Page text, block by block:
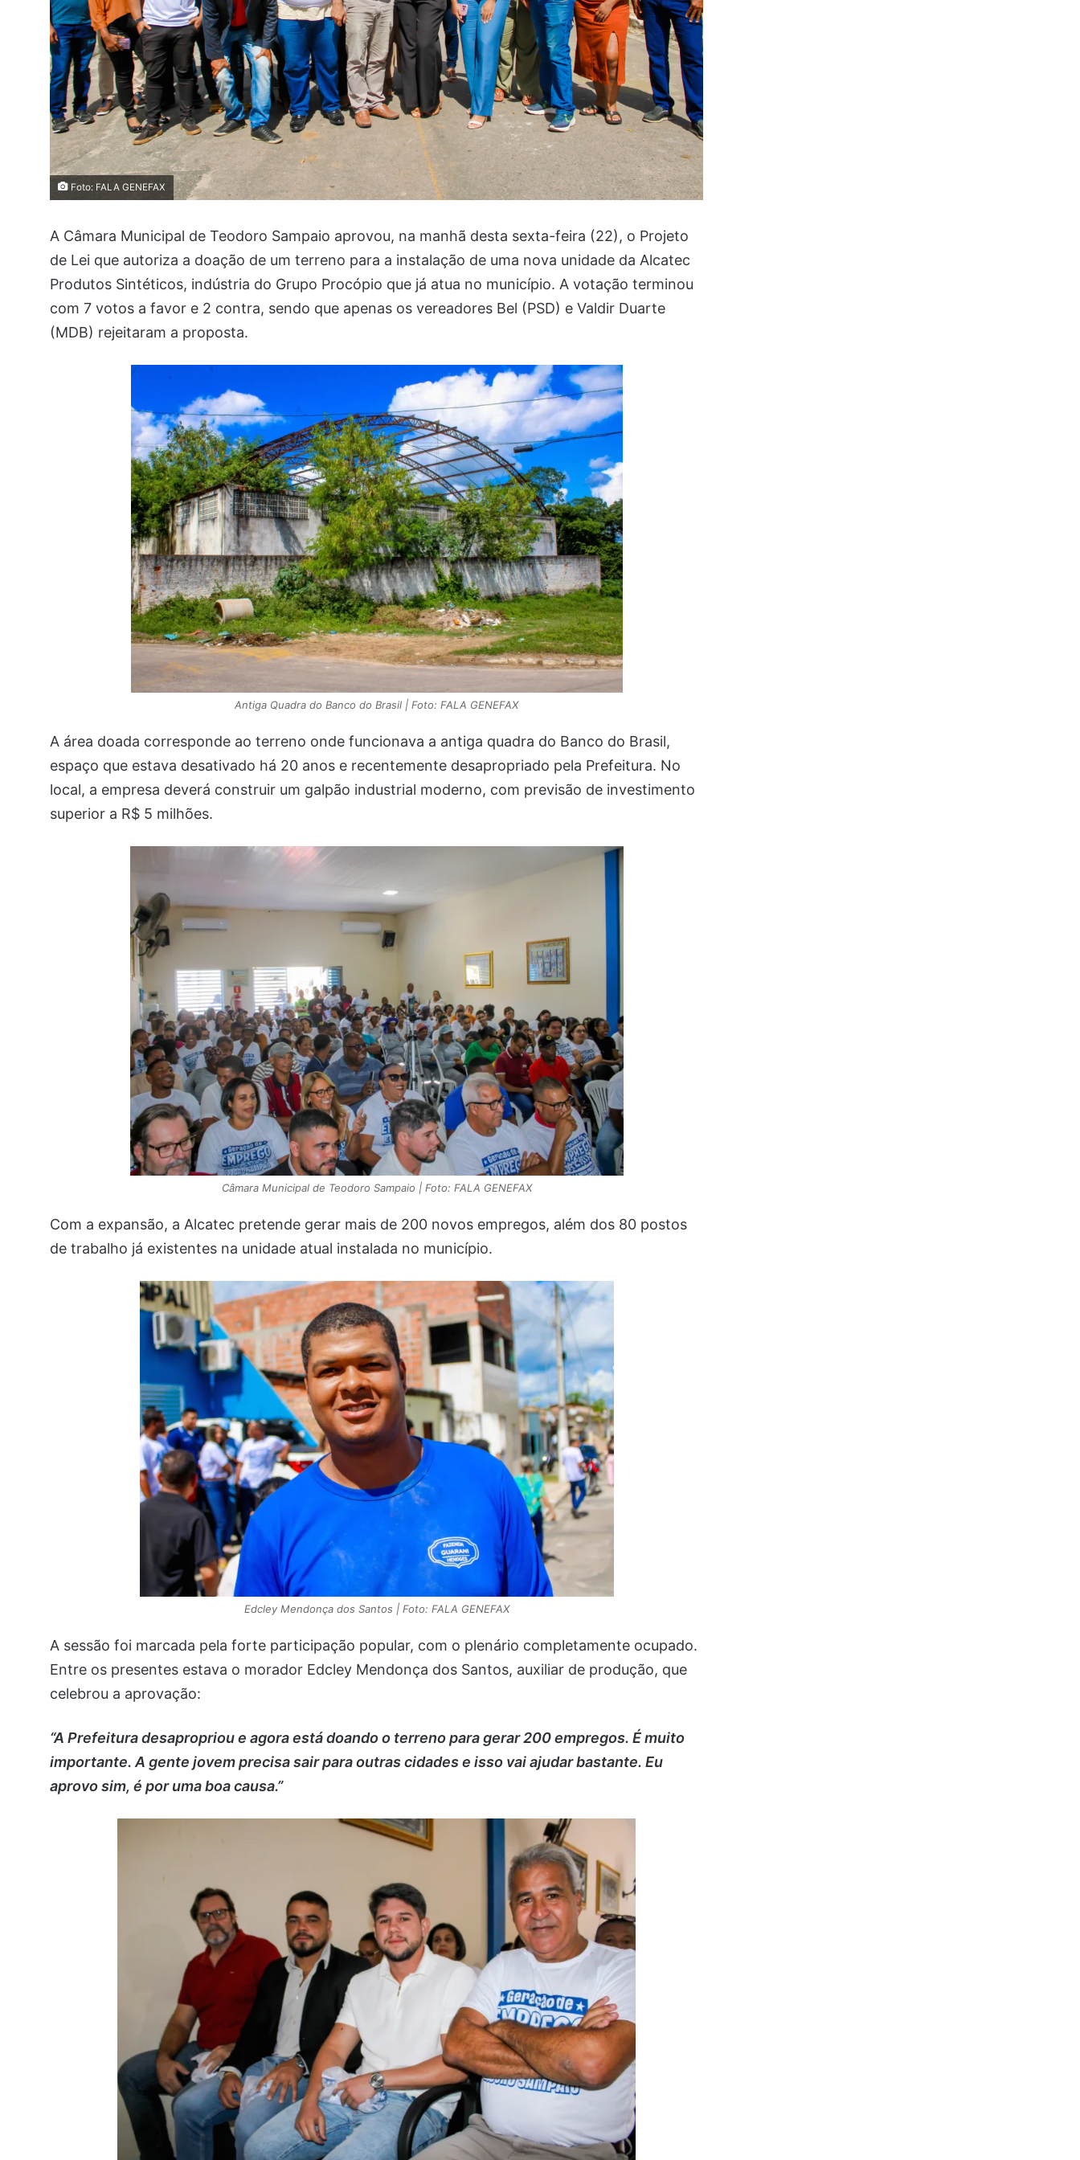
Foto: FALA GENEFAX
A Câmara Municipal de Teodoro Sampaio aprovou, na manhã desta sexta-feira (22), o Projeto
de Lei que autoriza a doação de um terreno para a instalação de uma nova unidade da Alcatec
Produtos Sintéticos, indústria do Grupo Procópio que já atua no município. A votação terminou
com 7 votos a favor e 2 contra, sendo que apenas os vereadores Bel (PSD) e Valdir Duarte
(MDB) rejeitaram a proposta.
Antiga Quadra do Banco do Brasil | Foto: FALA GENEFAX
A área doada corresponde ao terreno onde funcionava a antiga quadra do Banco do Brasil,
espaço que estava desativado há 20 anos e recentemente desapropriado pela Prefeitura. No
local, a empresa deverá construir um galpão industrial moderno, com previsão de investimento
superior a R$ 5 milhões.
Câmara Municipal de Teodoro Sampaio | Foto: FALA GENEFAX
Com a expansão, a Alcatec pretende gerar mais de 200 novos empregos, além dos 80 postos
de trabalho já existentes na unidade atual instalada no município.
Edcley Mendonça dos Santos | Foto: FALA GENEFAX
A sessão foi marcada pela forte participação popular, com o plenário completamente ocupado.
Entre os presentes estava o morador Edcley Mendonça dos Santos, auxiliar de produção, que
celebrou a aprovação:
“A Prefeitura desapropriou e agora está doando o terreno para gerar 200 empregos. É muito
importante. A gente jovem precisa sair para outras cidades e isso vai ajudar bastante. Eu
aprovo sim, é por uma boa causa.”